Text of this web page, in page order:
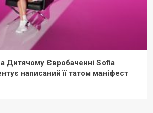
Дитячому Євробаченні Sofia
написаний її татом маніфест